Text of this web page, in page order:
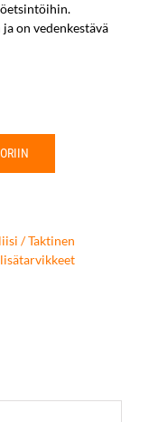
on vedenkestävä
/ Taktinen